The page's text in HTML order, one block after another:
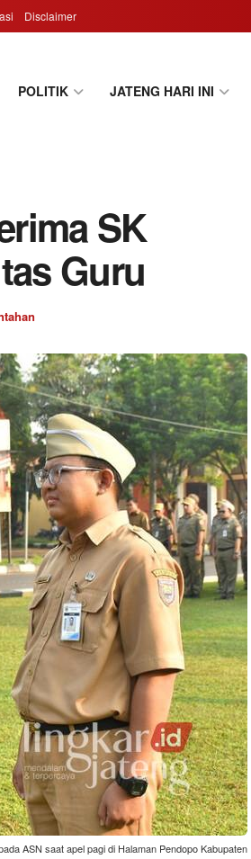
Disclaimer
POLITIK JATENG HARI INI
SK
Guru
ASN saat apel pagi di Halaman Pendopo Kabupaten